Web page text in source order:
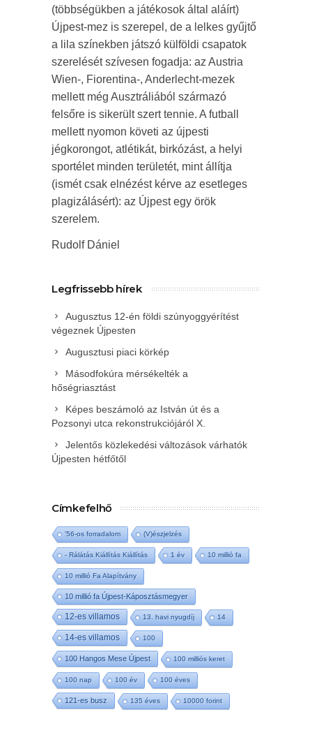
(többségükben a játékosok által aláírt)
Újpest-mez is szerepel, de a lelkes gyűjtő
a lila színekben játszó külföldi csapatok
szerelését szívesen fogadja: az Austria
Wien-, Fiorentina-, Anderlecht-mezek
mellett még Ausztráliából származó
felsőre is sikerült szert tennie. A futball
mellett nyomon követi az újpesti
jégkorongot, atlétikát, birkózást, a helyi
sportélet minden területét, mint állítja
(ismét csak elnézést kérve az esetleges
plagizálásért): az Újpest egy örök
szerelem.
Rudolf Dániel
Legfrissebb hírek
Augusztus 12-én földi szúnyoggyérítést
végeznek Újpesten
Augusztusi piaci körkép
Másodfokúra mérsékelték a
hőségriasztást
Képes beszámoló az István út és a
Pozsonyi utca rekonstrukciójáról X.
Jelentős közlekedési változások várhatók
Újpesten hétfőtől
Címkefelhő
'56-os forradalom (V)észjelzés
- Rálátás Kiállítás Kiállítás 1 év 10 millió fa
10 millió Fa Alapítvány
10 millió fa Újpest-Káposztásmegyer
12-es villamos 13. havi nyugdíj 14
14-es villamos 100
100 Hangos Mese Újpest 100 milliós keret
100 nap 100 év 100 éves
121-es busz 135 éves 10000 forint